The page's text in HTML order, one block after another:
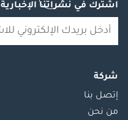
اشترك في نشراتنا الإخبارية
شركة
إتصل بنا
من نحن